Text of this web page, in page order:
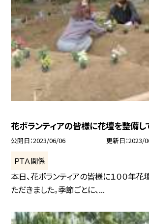
花ボランティアの皆様に花壇を整備し
公開日 2023/06/06 更新日 2023/
ＰＴＡ関係
本日、花ボランティアの皆様に１００年
ただきました。季節ごとに、...